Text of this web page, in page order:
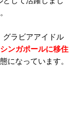
ラビアアイドル
シンガポールに移住
になっています。